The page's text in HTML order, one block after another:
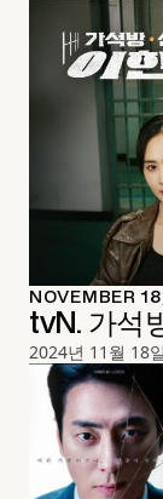
NOVEMBER
tvN. 가석
2024년 11월 18